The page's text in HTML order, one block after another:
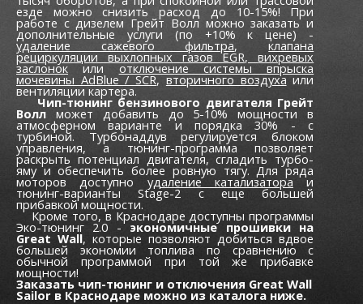
езде можно снизить расход до 10-15%! При
работе с дизелем Грейт Волл можно заказать и
дополнительные услуги (по +10% к цене) -
удаление сажевого фильтра,клапана
рециркуляции выхлопных газов EGR,вихревых
заслонокилиотключение системы впрыска
мочевины AdBlue / SCR,вторичного воздухаили
вентиляции картера.
Чип-тюнинг бензинового двигателя Грейт
Волл может добавить до 5-10% мощности в
атмосферном варианте и порядка 30% - с
турбиной. Турбонаддув регулируется блоком
управления, а тюнинг-программа позволяет
раскрыть потенциал двигателя, сгладить турбо-
яму и обеспечить более ровную тягу. Для ряда
моторов доступно удаление катализатора и
тюнинг-варианты Stage-2 с еще большей
прибавкой мощности.
Кроме того, в Краснодаре доступны программы
Эко-тюнинг 2.0 - экономичные прошивки на
Great Wall, которые позволяют добиться вдвое
большей экономии топлива по сравнению с
обычной программой при той же прибавке
мощности!
Заказать чип-тюнинг и отключения Great Wall
Sailor в Краснодаре можно из каталога ниже.